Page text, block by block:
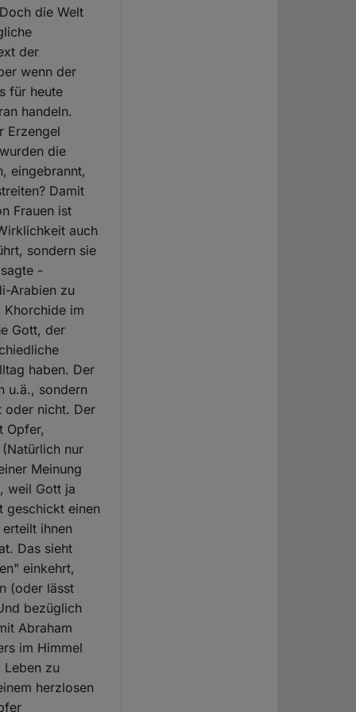
die Welt
der
wenn der
für heute
handeln.
Erzengel
die
eingebrannt,
Damit
Frauen ist
auch
sondern sie
-
Arabien zu
im
Gott, der
haben. Der
u.ä., sondern
oder nicht. Der
Opfer,
nur
Meinung
weil Gott ja
geschickt einen
ihnen
Das sieht
einkehrt,
(oder lässt
bezüglich
Abraham
im Himmel
Leben zu
herzlosen